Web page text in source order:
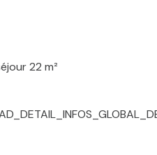
22 m²